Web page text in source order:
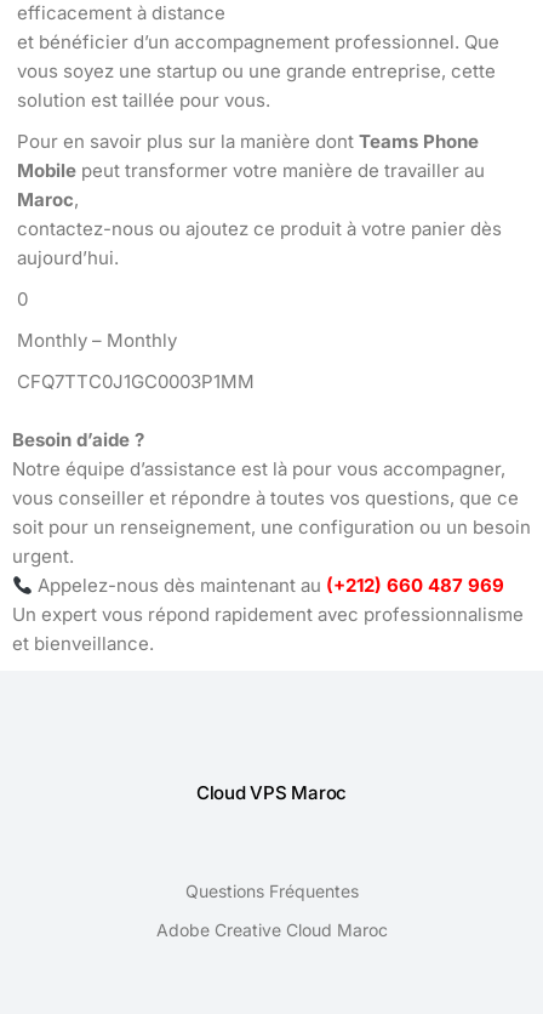
efficacement à distance
et bénéficier d’un accompagnement professionnel. Que
vous soyez une startup ou une grande entreprise, cette
solution est taillée pour vous.
Pour en savoir plus sur la manière dont Teams Phone
Mobile peut transformer votre manière de travailler au
Maroc,
contactez-nous ou ajoutez ce produit à votre panier dès
aujourd’hui.
0
Monthly – Monthly
CFQ7TTC0J1GC0003P1MM
Besoin d’aide ?
Notre équipe d’assistance est là pour vous accompagner,
vous conseiller et répondre à toutes vos questions, que ce
soit pour un renseignement, une configuration ou un besoin
urgent.
Appelez-nous dès maintenant au (+212) 660 487 969
Un expert vous répond rapidement avec professionnalisme
et bienveillance.
Cloud VPS Maroc
Questions Fréquentes
Adobe Creative Cloud Maroc